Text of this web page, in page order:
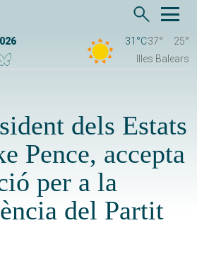
31°C37°
25°
Illes Balears
dels Estats
Pence, accepta
per a la
del Partit